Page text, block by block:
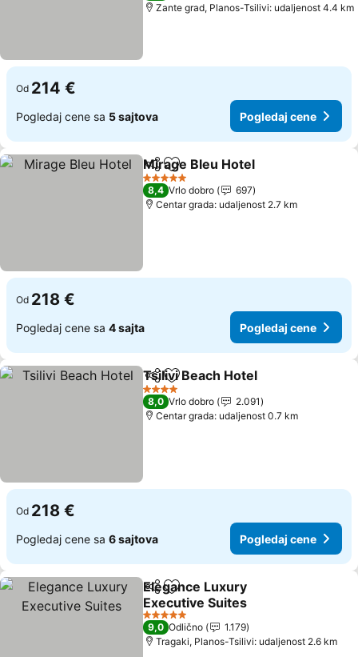
Zante grad, Planos-Tsilivi: udaljenost 4.4 km
Od 214 €
Pogledaj cene sa 5 sajtova Pogledaj cene
Deli Dodati u favorite
Mirage Bleu Hotel
5 Zvezdice
8,4 Vrlo dobro
697
Centar grada: udaljenost 2.7 km
Od 218 €
Pogledaj cene sa 4 sajta Pogledaj cene
Deli Dodati u favorite
Tsilivi Beach Hotel
4 Zvezdice
8,0 Vrlo dobro
2.091
Centar grada: udaljenost 0.7 km
Od 218 €
Pogledaj cene sa 6 sajtova Pogledaj cene
Deli Dodati u favorite
Elegance Luxury
Executive Suites
5 Zvezdice
9,0 Odlično
1.179
Tragaki, Planos-Tsilivi: udaljenost 2.6 km